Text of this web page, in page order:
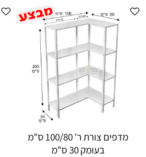
מדפים צורת ר' 100/80 ס"מ
בעומק 30 ס"מ